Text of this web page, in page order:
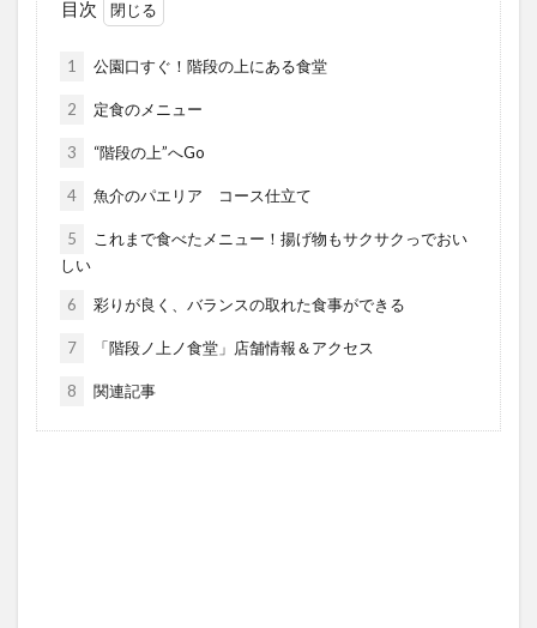
目次
1 公園口すぐ！階段の上にある食堂
2 定食のメニュー
3 “階段の上”へGo
4 魚介のパエリア コース仕立て
5
これまで食べたメニュー！揚げ物もサクサクっでおい
しい
6 彩りが良く、バランスの取れた食事ができる
7 「階段ノ上ノ食堂」店舗情報＆アクセス
8 関連記事